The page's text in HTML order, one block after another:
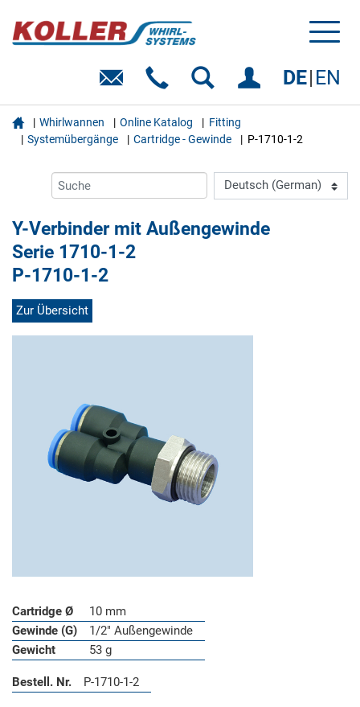
DE EN
 Whirlwannen Online Katalog
Fitting
Systemübergänge
Cartridge - Gewinde P-1710-1-2
Y-Verbinder mit Außengewinde
Serie 1710-1-2
P-1710-1-2
Zur Übersicht
Cartridge Ø
10 mm
Gewinde (G)
1/2" Außengewinde
Gewicht
53 g
Bestell. Nr. P-1710-1-2